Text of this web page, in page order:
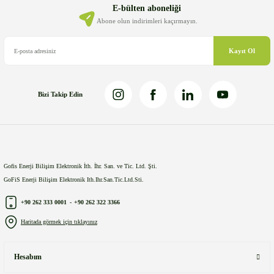
Ürün bilgilerinde hatalar bulunuyor.
Ürün fiyatı diğer sitelerden daha pahalı.
E-bülten aboneliği
Abone olun indirimleri kaçırmayın.
Kayıt Ol
Bizi Takip Edin
Gofis Enerji Bilişim Elektronik İth. İhr. San. ve Tic. Ltd. Şti.
GoFiS Enerji Bilişim Elektronik Ith.Ihr.San.Tic.Ltd.Sti.
+90 262 333 0001 - +90 262 322 3366
Haritada görmek için tıklayınız
Hesabım